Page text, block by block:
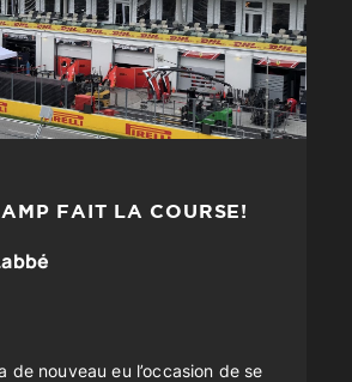
FAIT LA COURSE!
de nouveau eu l’occasion de se